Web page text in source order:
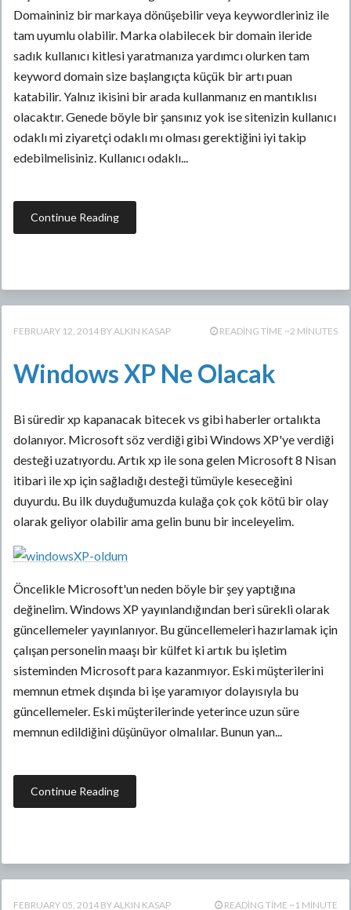
Domaininiz bir markaya dönüşebilir veya keywordleriniz ile
tam uyumlu olabilir. Marka olabilecek bir domain ileride
sadık kullanıcı kitlesi yaratmanıza yardımcı olurken tam
keyword domain size başlangıçta küçük bir artı puan
katabilir. Yalnız ikisini bir arada kullanmanız en mantıklısı
olacaktır. Genede böyle bir şansınız yok ise sitenizin kullanıcı
odaklı mi ziyaretçi odaklı mı olması gerektiğini iyi takip
edebilmelisiniz. Kullanıcı odaklı...
Continue Reading
FEBRUARY 12, 2014 ALKIN KASAP READING TIME ~2 MINUTES
Windows XP Ne Olacak
Bi süredir xp kapanacak bitecek vs gibi haberler ortalıkta
dolanıyor. Microsoft söz verdiği gibi Windows XP'ye verdiği
desteği uzatıyordu. Artık xp ile sona gelen Microsoft 8 Nisan
itibari ile xp için sağladığı desteği tümüyle keseceğini
duyurdu. Bu ilk duyduğumuzda kulağa çok çok kötü bir olay
olarak geliyor olabilir ama gelin bunu bir inceleyelim.
Öncelikle Microsoft'un neden böyle bir şey yaptığına
değinelim. Windows XP yayınlandığından beri sürekli olarak
güncellemeler yayınlanıyor. Bu güncellemeleri hazırlamak için
çalışan personelin maaşı bir külfet ki artık bu işletim
sisteminden Microsoft para kazanmıyor. Eski müşterilerini
memnun etmek dışında bi işe yaramıyor dolayısıyla bu
güncellemeler. Eski müşterilerinde yeterince uzun süre
memnun edildiğini düşünüyor olmalılar. Bunun yan...
Continue Reading
FEBRUARY 05, 2014 ALKIN KASAP READING TIME ~1 MINUTE